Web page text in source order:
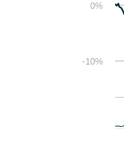
-10%
0%